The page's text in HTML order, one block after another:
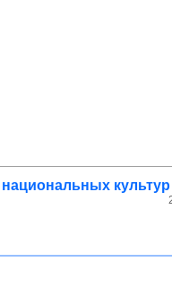
культур